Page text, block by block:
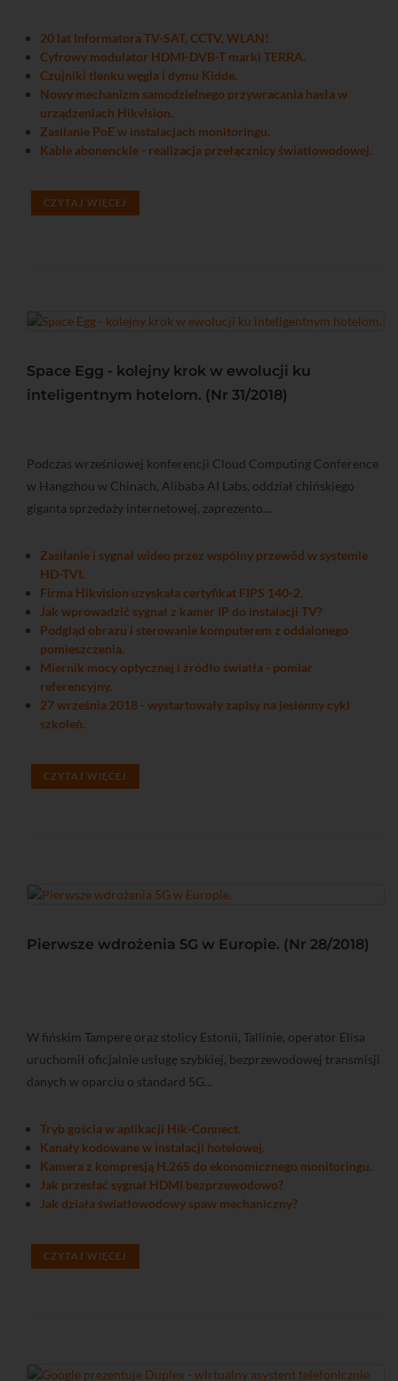
20 lat Informatora TV-SAT, CCTV, WLAN!
Cyfrowy modulator HDMI-DVB-T marki TERRA.
Czujniki tlenku węgla i dymu Kidde.
Nowy mechanizm samodzielnego przywracania hasła w
urządzeniach Hikvision.
Zasilanie PoE w instalacjach monitoringu.
Kable abonenckie - realizacja przełącznicy światłowodowej.
CZYTAJ WIĘCEJ
Space Egg - kolejny krok w ewolucji ku
inteligentnym hotelom. (Nr 31/2018)
Podczas wrześniowej konferencji Cloud Computing Conference
w Hangzhou w Chinach, Alibaba AI Labs, oddział chińskiego
giganta sprzedaży internetowej, zaprezento...
Zasilanie i sygnał wideo przez wspólny przewód w systemie
HD-TVI.
Firma Hikvision uzyskała certyfikat FIPS 140-2.
Jak wprowadzić sygnał z kamer IP do instalacji TV?
Podgląd obrazu i sterowanie komputerem z oddalonego
pomieszczenia.
Miernik mocy optycznej i źródło światła - pomiar
referencyjny.
27 września 2018 - wystartowały zapisy na jesienny cykl
szkoleń.
CZYTAJ WIĘCEJ
Pierwsze wdrożenia 5G w Europie. (Nr 28/2018)
W fińskim Tampere oraz stolicy Estonii, Tallinie, operator Elisa
uruchomił oficjalnie usługę szybkiej, bezprzewodowej transmisji
danych w oparciu o standard 5G...
Tryb gościa w aplikacji Hik-Connect.
Kanały kodowane w instalacji hotelowej.
Kamera z kompresją H.265 do ekonomicznego monitoringu.
Jak przesłać sygnał HDMI bezprzewodowo?
Jak działa światłowodowy spaw mechaniczny?
CZYTAJ WIĘCEJ